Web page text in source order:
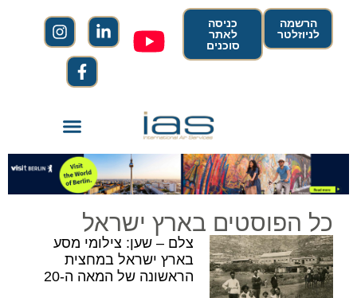
הרשמה
לניוזלטר
כניסה
לאתר
סוכנים
כל הפוסטים בארץ ישראל
צלם – שען: צילומי מסע
בארץ ישראל במחצית
הראשונה של המאה ה-20